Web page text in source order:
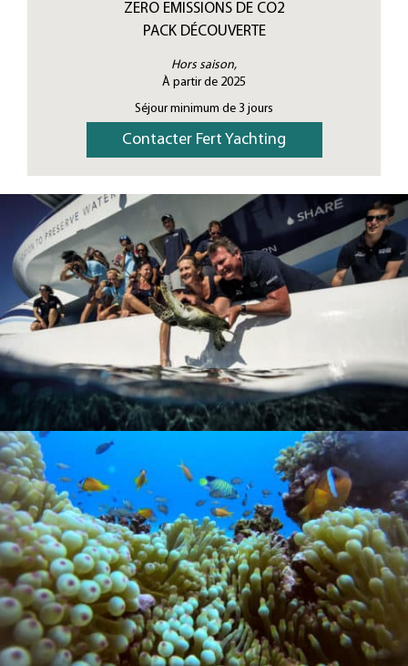
ZERO EMISSIONS DE CO2
PACK DÉCOUVERTE
Hors saison,
À partir de 2025
Séjour minimum de 3 jours
Contacter Fert Yachting